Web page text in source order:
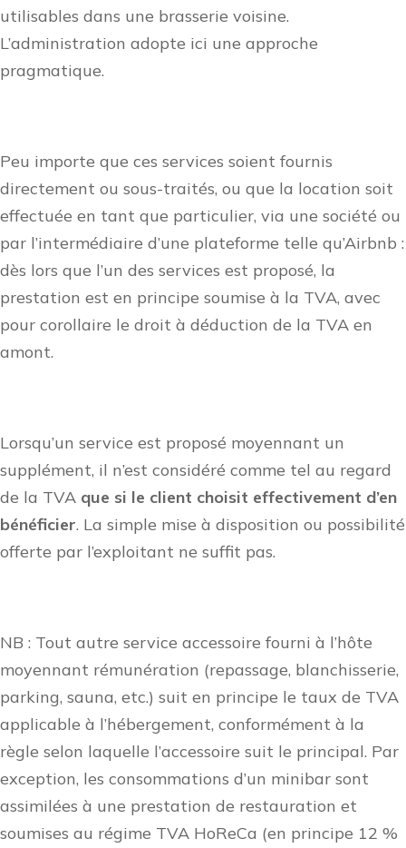
utilisables dans une brasserie voisine.
L’administration adopte ici une approche
pragmatique.
Peu importe que ces services soient fournis
directement ou sous-traités, ou que la location soit
effectuée en tant que particulier, via une société ou
par l’intermédiaire d’une plateforme telle qu’Airbnb :
dès lors que l’un des services est proposé, la
prestation est en principe soumise à la TVA, avec
pour corollaire le droit à déduction de la TVA en
amont.
Lorsqu’un service est proposé moyennant un
supplément, il n’est considéré comme tel au regard
de la TVA que si le client choisit effectivement d’en
bénéficier. La simple mise à disposition ou possibilité
offerte par l’exploitant ne suffit pas.
NB : Tout autre service accessoire fourni à l’hôte
moyennant rémunération (repassage, blanchisserie,
parking, sauna, etc.) suit en principe le taux de TVA
applicable à l’hébergement, conformément à la
règle selon laquelle l’accessoire suit le principal. Par
exception, les consommations d’un minibar sont
assimilées à une prestation de restauration et
soumises au régime TVA HoReCa (en principe 12 %